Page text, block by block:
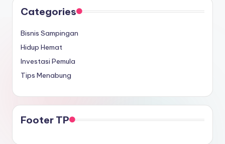
Categories
Bisnis Sampingan
Hidup Hemat
Investasi Pemula
Tips Menabung
Footer TP